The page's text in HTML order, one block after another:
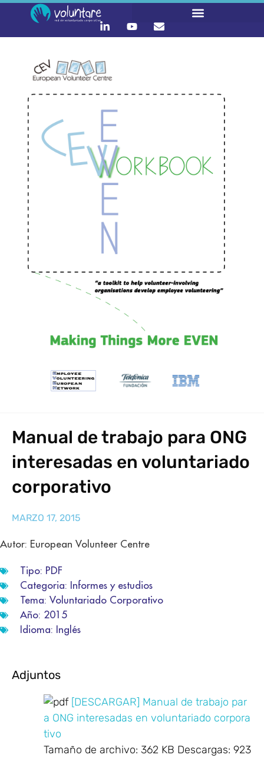
Manual de trabajo para ONG
interesadas en voluntariado
corporativo
MARZO 17, 2015
Autor: European Volunteer Centre
Tipo: PDF
Categoria: Informes y estudios
Tema: Voluntariado Corporativo
Año: 2015
Idioma: Inglés
Adjuntos
[DESCARGAR] Manual de trabajo par
a ONG interesadas en voluntariado corpora
tivo
Tamaño de archivo: 362 KB Descargas: 923